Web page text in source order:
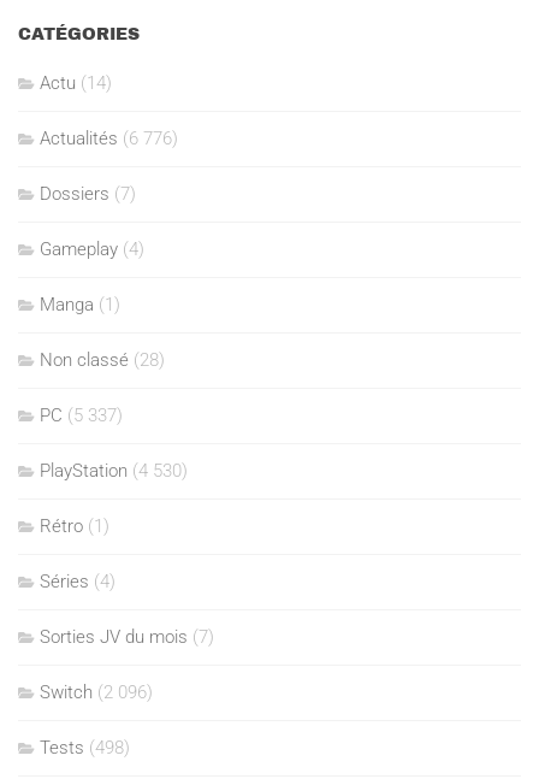
CATÉGORIES
Actu (14)
Actualités (6 776)
Dossiers (7)
Gameplay (4)
Manga (1)
Non classé (28)
PC (5 337)
PlayStation (4 530)
Rétro (1)
Séries (4)
Sorties JV du mois (7)
Switch (2 096)
Tests (498)